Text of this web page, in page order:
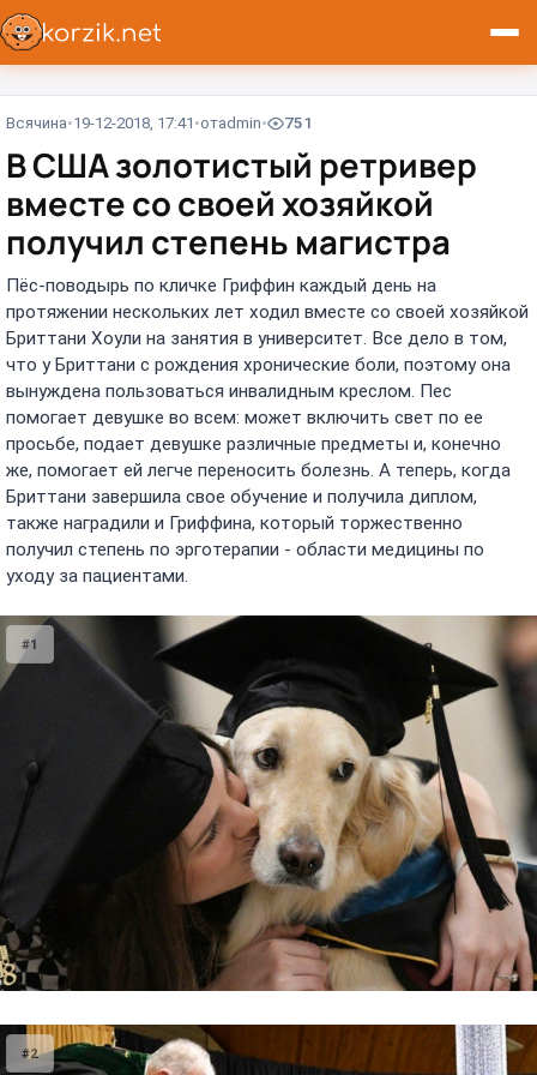
Всячина 19-12-2018, 17:41 отadmin 751
В CША золотистый ретривер
вместе со своей хозяйкой
получил степень магистра
Пёс-поводырь по кличке Гриффин каждый день на
протяжении нескольких лет ходил вместе со своей хозяйкой
Бриттани Хоули на занятия в университет. Все дело в том,
что у Бриттани с рождения хронические боли, поэтому она
вынуждена пользоваться инвалидным креслом. Пес
помогает девушке во всем: может включить свет по ее
просьбе, подает девушке различные предметы и, конечно
же, помогает ей легче переносить болезнь. А теперь, когда
Бриттани завершила свое обучение и получила диплом,
также наградили и Гриффина, который торжественно
получил степень по эрготерапии - области медицины по
уходу за пациентами.
#1
#2